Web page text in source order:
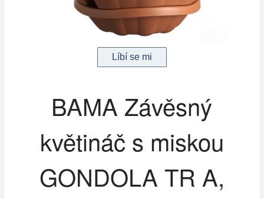
BAMA Závěsný
květináč s miskou
GONDOLA TR A,